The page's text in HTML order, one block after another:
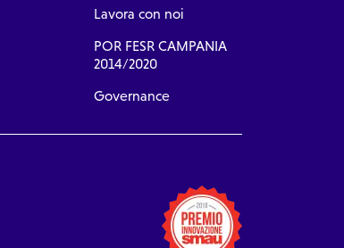
Lavora con noi
POR FESR CAMPANIA
2014/2020
Governance